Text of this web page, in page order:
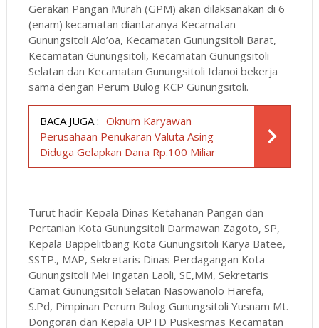
Gerakan Pangan Murah (GPM) akan dilaksanakan di 6
(enam) kecamatan diantaranya Kecamatan
Gunungsitoli Alo’oa, Kecamatan Gunungsitoli Barat,
Kecamatan Gunungsitoli, Kecamatan Gunungsitoli
Selatan dan Kecamatan Gunungsitoli Idanoi bekerja
sama dengan Perum Bulog KCP Gunungsitoli.
BACA JUGA : Oknum Karyawan
Perusahaan Penukaran Valuta Asing
Diduga Gelapkan Dana Rp.100 Miliar
Turut hadir Kepala Dinas Ketahanan Pangan dan
Pertanian Kota Gunungsitoli Darmawan Zagoto, SP,
Kepala Bappelitbang Kota Gunungsitoli Karya Batee,
SSTP., MAP, Sekretaris Dinas Perdagangan Kota
Gunungsitoli Mei Ingatan Laoli, SE,MM, Sekretaris
Camat Gunungsitoli Selatan Nasowanolo Harefa,
S.Pd, Pimpinan Perum Bulog Gunungsitoli Yusnam Mt.
Dongoran dan Kepala UPTD Puskesmas Kecamatan